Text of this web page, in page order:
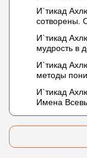
И`тикад
сотворены.
И`тикад
мудрость в
не пришло
Таймийи
И`тикад
методы
Что
(без
И`тикад
Имена